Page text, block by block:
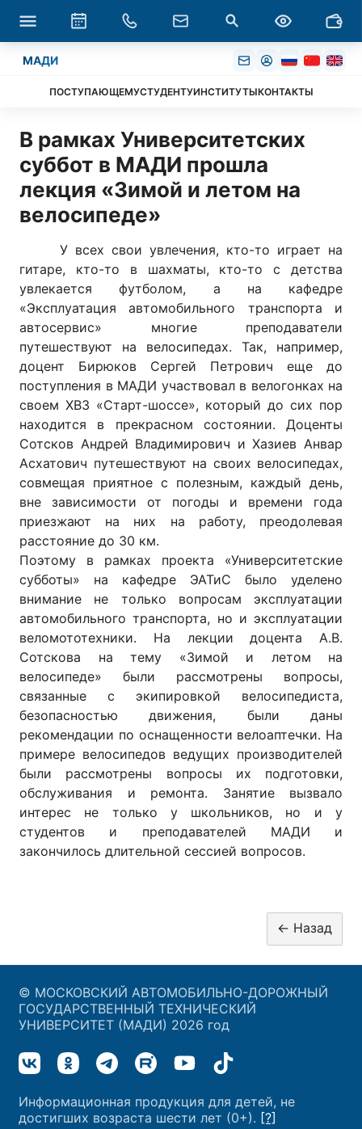
МАДИ
ПОСТУПАЮЩЕМУСТУДЕНТУИНСТИТУТЫКОНТАКТЫ
В рамках Университетских
суббот в МАДИ прошла
лекция «Зимой и летом на
велосипеде»
У всех свои увлечения, кто-то играет на
гитаре, кто-то в шахматы, кто-то с детства
увлекается футболом, а на кафедре
«Эксплуатация автомобильного транспорта и
автосервис» многие преподаватели
путешествуют на велосипедах. Так, например,
доцент Бирюков Сергей Петрович еще до
поступления в МАДИ участвовал в велогонках на
своем ХВЗ «Старт-шоссе», который до сих пор
находится в прекрасном состоянии. Доценты
Сотсков Андрей Владимирович и Хазиев Анвар
Асхатович путешествуют на своих велосипедах,
совмещая приятное с полезным, каждый день,
вне зависимости от погоды и времени года
приезжают на них на работу, преодолевая
расстояние до 30 км.
Поэтому в рамках проекта «Университетские
субботы» на кафедре ЭАТиС было уделено
внимание не только вопросам эксплуатации
автомобильного транспорта, но и эксплуатации
веломототехники. На лекции доцента А.В.
Сотскова на тему «Зимой и летом на
велосипеде» были рассмотрены вопросы,
связанные с экипировкой велосипедиста,
безопасностью движения, были даны
рекомендации по оснащенности велоаптечки. На
примере велосипедов ведущих производителей
были рассмотрены вопросы их подготовки,
обслуживания и ремонта. Занятие вызвало
интерес не только у школьников, но и у
студентов и преподавателей МАДИ и
закончилось длительной сессией вопросов.
© МОСКОВСКИЙ АВТОМОБИЛЬНО-ДОРОЖНЫЙ
ГОСУДАРСТВЕННЫЙ ТЕХНИЧЕСКИЙ
УНИВЕРСИТЕТ (МАДИ) 2026 год
Информационная продукция для детей, не
достигших возраста шести лет (0+). [?]